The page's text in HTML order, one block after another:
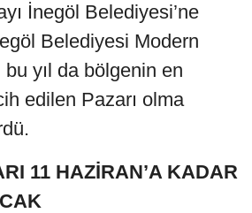
İnegöl Belediyesi’ne
Belediyesi Modern
yıl da bölgenin en
edilen Pazarı olma
11 HAZİRAN’A KADAR